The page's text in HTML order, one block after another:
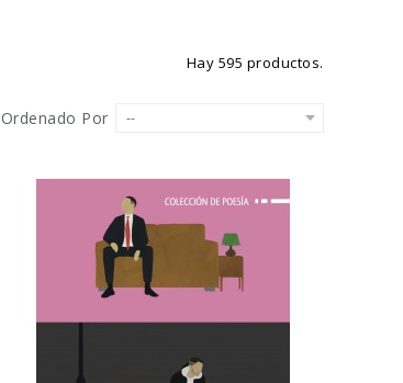
Hay 595 productos.
Ordenado Por --